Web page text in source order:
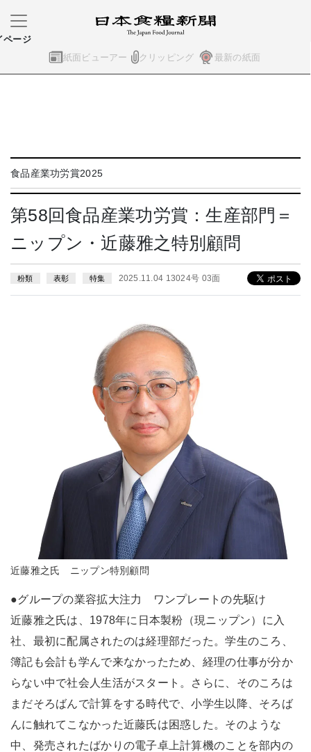
紙面ビューアー クリッピング 最新の紙面
ページ
食品産業功労賞2025
第58回食品産業功労賞：生産部門＝
ニップン・近藤雅之特別顧問
粉類 表彰 特集 2025.11.04 13024号 03面
近藤雅之氏 ニップン特別顧問
●グループの業容拡大注力 ワンプレートの先駆け
近藤雅之氏は、1978年に日本製粉（現ニップン）に入
社、最初に配属されたのは経理部だった。学生のころ、
簿記も会計も学んで来なかったため、経理の仕事が分か
らない中で社会人生活がスタート。さらに、そのころは
まだそろばんで計算をする時代で、小学生以降、そろば
んに触れてこなかった近藤氏は困惑した。そのような
中、発売されたばかりの電子卓上計算機のことを部内の